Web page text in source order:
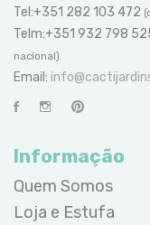
Tel:+351 282 103 472
Telm:+351 932 798
nacional)
Email:
Informação
Quem Somos
Loja e Estufa